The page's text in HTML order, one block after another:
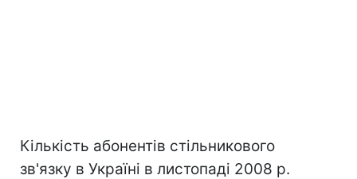
Кількість абонентів стільникового
зв'язку в Україні в листопаді 2008 р.